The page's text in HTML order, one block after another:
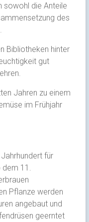
sowohl die Anteile
des
Bibliotheken hinter
gut
Jahren zu einem
im Frühjahr
für
11.
Pflanze werden
angebaut und
geerntet